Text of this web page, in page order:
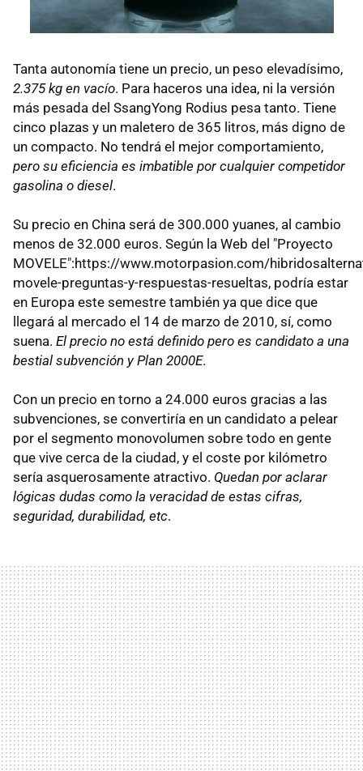
Tanta autonomía tiene un precio, un peso elevadísimo,
2.375 kg en vacío. Para haceros una idea, ni la versión
más pesada del SsangYong Rodius pesa tanto. Tiene
cinco plazas y un maletero de 365 litros, más digno de
un compacto. No tendrá el mejor comportamiento,
pero su eficiencia es imbatible por cualquier competidor
gasolina o diesel.
Su precio en China será de 300.000 yuanes, al cambio
menos de 32.000 euros. Según la Web del "Proyecto
MOVELE":https://www.motorpasion.com/
movele-preguntas-y-respuestas-resueltas, podría estar
en Europa este semestre también ya que dice que
llegará al mercado el 14 de marzo de 2010, sí, como
suena. El precio no está definido pero es candidato a una
bestial subvención y Plan 2000E.
Con un precio en torno a 24.000 euros gracias a las
subvenciones, se convertiría en un candidato a pelear
por el segmento monovolumen sobre todo en gente
que vive cerca de la ciudad, y el coste por kilómetro
sería asquerosamente atractivo. Quedan por aclarar
lógicas dudas como la veracidad de estas cifras,
seguridad, durabilidad, etc.